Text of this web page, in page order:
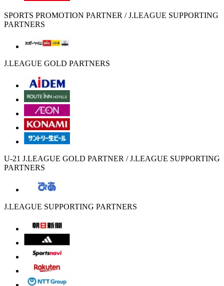
SPORTS PROMOTION PARTNER / J.LEAGUE SUPPORTING
PARTNERS
J.LEAGUE GOLD PARTNERS
U-21 J.LEAGUE GOLD PARTNER / J.LEAGUE SUPPORTING
PARTNERS
J.LEAGUE SUPPORTING PARTNERS